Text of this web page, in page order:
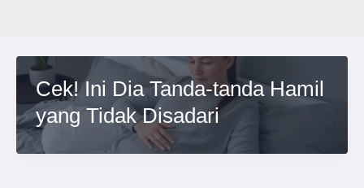
Cek! Ini Dia Tanda-tanda Hamil
yang Tidak Disadari